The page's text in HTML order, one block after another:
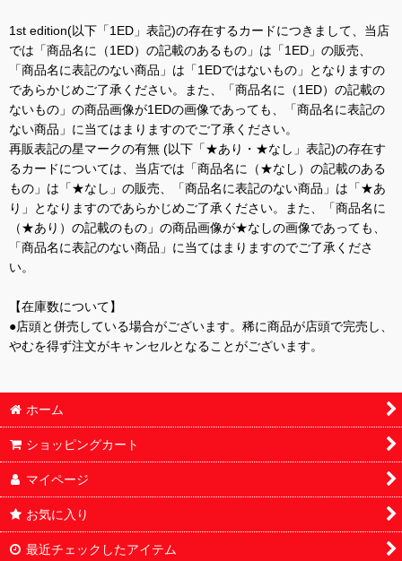
1st edition(以下「1ED」表記)の存在するカードにつきまして、当店
では「商品名に（1ED）の記載のあるもの」は「1ED」の販売、
「商品名に表記のない商品」は「1EDではないもの」となりますの
であらかじめご了承ください。また、「商品名に（1ED）の記載の
ないもの」の商品画像が1EDの画像であっても、「商品名に表記の
ない商品」に当てはまりますのでご了承ください。
再販表記の星マークの有無 (以下「★あり・★なし」表記)の存在す
るカードについては、当店では「商品名に（★なし）の記載のある
もの」は「★なし」の販売、「商品名に表記のない商品」は「★あ
り」となりますのであらかじめご了承ください。また、「商品名に
（★あり）の記載のもの」の商品画像が★なしの画像であっても、
「商品名に表記のない商品」に当てはまりますのでご了承くださ
い。
【在庫数について】
●店頭と併売している場合がございます。稀に商品が店頭で完売し、
やむを得ず注文がキャンセルとなることがございます。
ホーム
ショッピングカート
マイページ
お気に入り
最近チェックしたアイテム